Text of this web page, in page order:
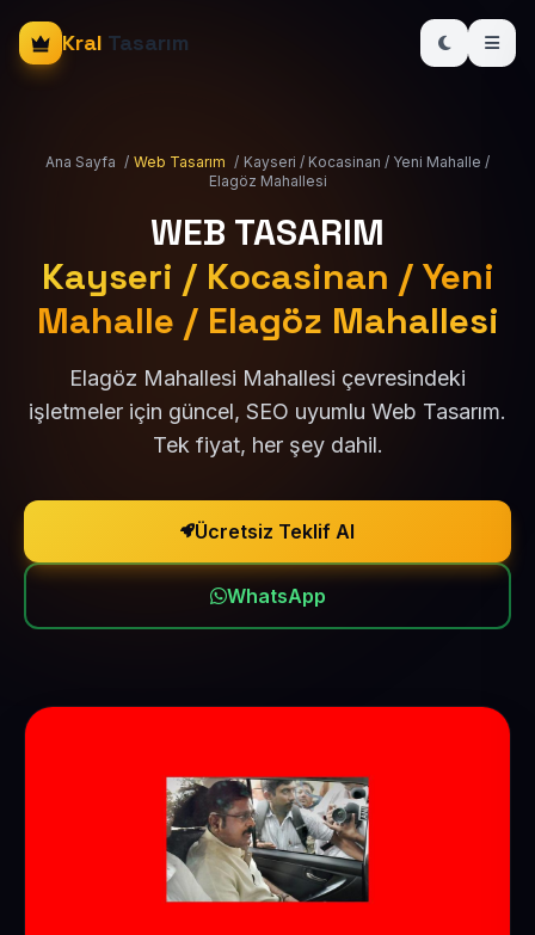
Kral Tasarım
Ana Sayfa / Web Tasarım / Kayseri / Kocasinan / Yeni Mahalle /
Elagöz Mahallesi
WEB TASARIM
Kayseri / Kocasinan / Yeni
Mahalle / Elagöz Mahallesi
Elagöz Mahallesi Mahallesi çevresindeki
işletmeler için güncel, SEO uyumlu Web Tasarım.
Tek fiyat, her şey dahil.
Ücretsiz Teklif Al
WhatsApp